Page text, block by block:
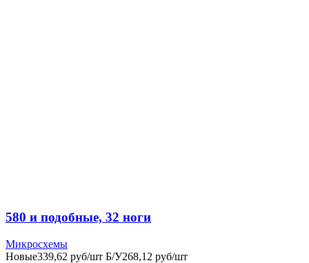
580 и подобные, 32 ноги
Микросхемы
Новые339,62 руб/шт Б/У268,12 руб/шт